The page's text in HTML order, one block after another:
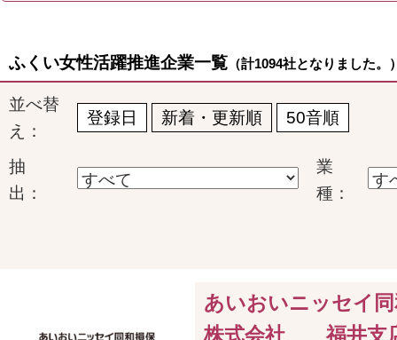
ふくい女性活躍推進企業一覧 （計1094社となりました。
並べ替
え：
登録日 新着・更新順 50音順
抽
出：
業
種：
あいおいニッセイ
株式会社 福井支